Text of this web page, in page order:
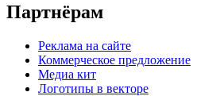
Партнёрам
Реклама на сайте
Коммерческое предложение
Медиа кит
Логотипы в векторе